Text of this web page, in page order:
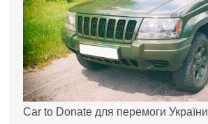
Car to Donate для перемоги України